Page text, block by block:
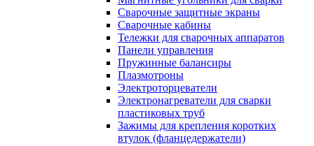
Сварочные защитные экраны
Сварочные кабины
Тележки для сварочных аппаратов
Панели управления
Пружинные балансиры
Плазмотроны
Электроторцеватели
Электронагреватели для сварки
пластиковых труб
Зажимы для крепления коротких
втулок (фланцедержатели)